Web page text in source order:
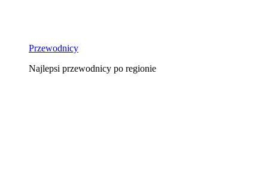
Przewodnicy
Najlepsi przewodnicy po regionie